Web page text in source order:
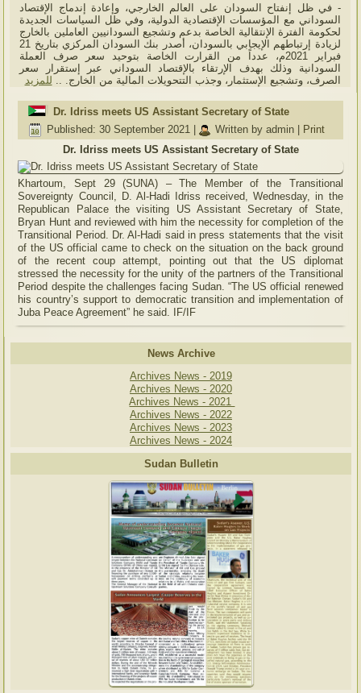
- في ظل إنفتاح السودان على العالم الخارجي، وإعادة إندماج الإقتصاد
السوداني مع المؤسسات الإقتصادية الدولية، وفي ظل السياسات الجديدة
لحكومة الفترة الإنتقالية الخاصة بدعم وتشجيع السودانيين العاملين بالخارج
لزيادة إرتباطهم الإيجابي بالسودان، أصدر بنك السودان المركزي بتاريخ 21
فبراير 2021م، عدداً من القرارت الخاصة بتوحيد سعر صرف العملة
السودانية وذلك بهدف الإرتقاء بالإقتصاد السوداني عبر إستقرار سعر
الصرف، وتشجيع الإستثمار، وجذب التتحويلات المالية من الخارج. .. للمزيد
Dr. Idriss meets US Assistant Secretary of State
Published: 30 September 2021
Written by admin
Print
Dr. Idriss meets US Assistant Secretary of State
Khartoum, Sept 29 (SUNA) – The Member of the Transitional
Sovereignty Council, D. Al-Hadi Idriss received, Wednesday, in the
Republican Palace the visiting US Assistant Secretary of State,
Bryan Hunt and reviewed with him the necessity for completion of the
Transitional Period. Dr. Al-Hadi said in press statements that the visit
of the US official came to check on the situation on the back ground
of the recent coup attempt, pointing out that the US diplomat
stressed the necessity for the unity of the partners of the Transitional
Period despite the challenges facing Sudan. “The US official renewed
his country’s support to democratic transition and implementation of
Juba Peace Agreement” he said. IF/IF
News Archive
Archives News - 2019
Archives News - 2020
Archives News - 2021
Archives News - 2022
Archives News - 2023
Archives News - 2024
Sudan Bulletin